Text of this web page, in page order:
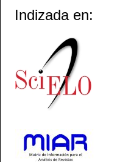
Indizada en: